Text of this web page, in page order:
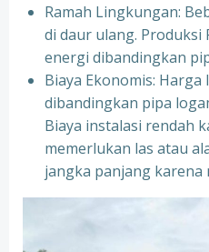
Ramah Lingkungan:
di daur ulang. Produksi
energi dibandingkan
Biaya Ekonomis:
dibandingkan pipa
Biaya instalasi rendah
memerlukan las atau
jangka panjang karena